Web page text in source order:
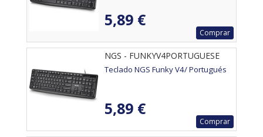
5,89 €
Comprar
NGS - FUNKYV4PORTUGUESE
Teclado NGS Funky V4/ Portugués
5,89 €
Comprar